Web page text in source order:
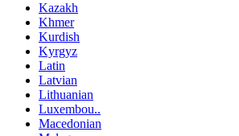
Kazakh
Khmer
Kurdish
Kyrgyz
Latin
Latvian
Lithuanian
Luxembou..
Macedonian